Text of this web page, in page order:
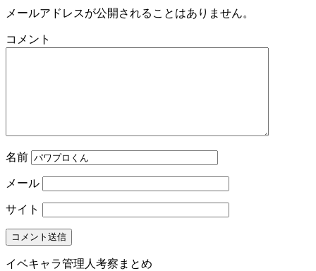
メールアドレスが公開されることはありません。
コメント
名前
メール
サイト
イベキャラ管理人考察まとめ